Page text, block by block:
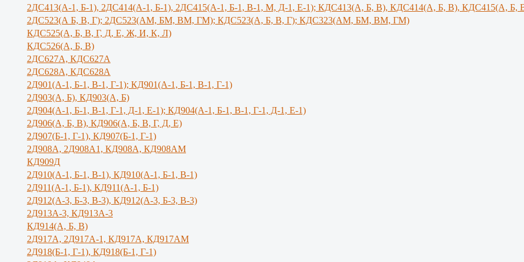
2ДС413(А-1, Б-1), 2ДС414(А-1, Б-1), 2ДС415(А-1, Б-1, В-1, М, Д-1, Е-1); КДС413(А, Б, В), КДС414(А, Б, В), КДС415(А, Б,
2ДС523(А Б, В, Г); 2ДС523(АМ, БМ, ВМ, ГМ); КДС523(А, Б, В, Г); КДС323(АМ, БМ, ВМ, ГМ)
КДС525(А, Б, В, Г, Д, Е, Ж, И, К, Л)
КДС526(А, Б, В)
2ДС627А, КДС627А
2ДС628А, КДС628А
2Д901(А-1, Б-1, В-1, Г-1); КД901(А-1, Б-1, В-1, Г-1)
2Д903(А, Б), КД903(А, Б)
2Д904(А-1, Б-1, В-1, Г-1, Д-1, Е-1); КД904(А-1, Б-1, В-1, Г-1, Д-1, Е-1)
2Д906(А, Б, В), КД906(А, Б, В, Г, Д, Е)
2Д907(Б-1, Г-1), КД907(Б-1, Г-1)
2Д908А, 2Д908А1, КД908А, КД908АМ
КД909Д
2Д910(А-1, Б-1, В-1), КД910(А-1, Б-1, В-1)
2Д911(А-1, Б-1), КД911(А-1, Б-1)
2Д912(А-3, Б-3, В-3), КД912(А-3, Б-3, В-3)
2Д913А-3, КД913А-3
КД914(А, Б, В)
2Д917А, 2Д917A-1, КД917А, КД917АМ
2Д918(Б-1, Г-1), КД918(Б-1, Г-1)